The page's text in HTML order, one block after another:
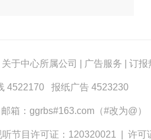
关于中心所属公司 广告服务 订报
4522170 报纸广告 4523230
箱：ggrbs#163.com（#改为@
节目许可证：120320021 许可